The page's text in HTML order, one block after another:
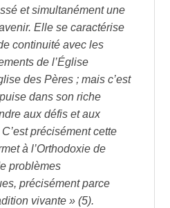
et simultanément une
Elle se caractérise
continuité avec les
de l’Église
des Pères ; mais c’est
dans son riche
aux défis et aux
précisément cette
à l’Orthodoxie de
problèmes
précisément parce
vivante » (5).